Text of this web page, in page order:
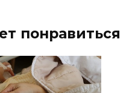
понравиться